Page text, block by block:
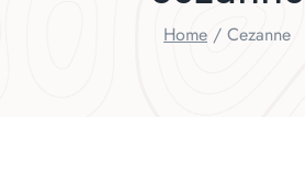
Home / Cezanne